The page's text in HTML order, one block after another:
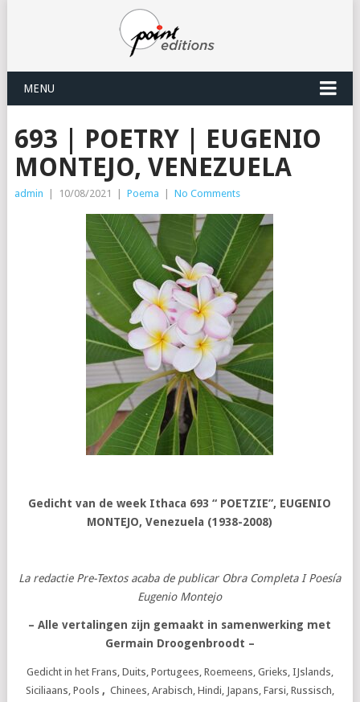
MENU
693 | POETRY | EUGENIO
MONTEJO, VENEZUELA
admin 10/08/2021 Poema No Comments
Gedicht van de week Ithaca 693“ POETZIE”, EUGENIO
MONTEJO, Venezuela (1938-2008)
La redactie Pre-Textos acaba de publicar Obra Completa I Poesía
Eugenio Montejo
– Alle vertalingen zijn gemaakt in samenwerking met
Germain Droogenbroodt –
Gedicht in het Frans, Duits, Portugees, Roemeens, Grieks, IJslands,
Siciliaans, Pools , Chinees, Arabisch, Hindi, Japans, Farsi, Russisch,